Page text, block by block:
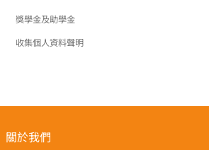
獎學金及助學金
收集個人資料聲明
關於我們